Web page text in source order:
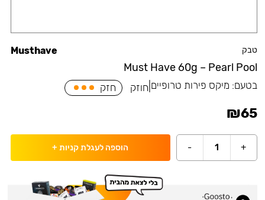
טבק
Must Have 60g – Pearl Pool
Musthave
בטעם: מיקס פירות טרופיים חוזק חזק
₪65
+
1
- הוספה לעגלת קניות +